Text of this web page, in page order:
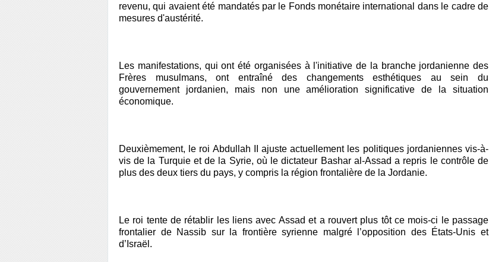
revenu, qui avaient été mandatés par le Fonds monétaire international dans le cadre de
mesures d'austérité.
Les manifestations, qui ont été organisées à l'initiative de la branche jordanienne des
Frères musulmans, ont entraîné des changements esthétiques au sein du
gouvernement jordanien, mais non une amélioration significative de la situation
économique.
Deuxièmement, le roi Abdullah II ajuste actuellement les politiques jordaniennes vis-à-
vis de la Turquie et de la Syrie, où le dictateur Bashar al-Assad a repris le contrôle de
plus des deux tiers du pays, y compris la région frontalière de la Jordanie.
Le roi tente de rétablir les liens avec Assad et a rouvert plus tôt ce mois-ci le passage
frontalier de Nassib sur la frontière syrienne malgré l’opposition des États-Unis et
d’Israël.